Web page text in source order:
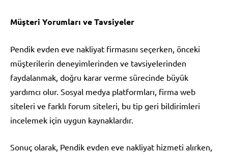
Müşteri Yorumları ve Tavsiyeler
Pendik evden eve nakliyat firmasını seçerken, önceki
müşterilerin deneyimlerinden ve tavsiyelerinden
faydalanmak, doğru karar verme sürecinde büyük
yardımcı olur. Sosyal medya platformları, firma web
siteleri ve farklı forum siteleri, bu tip geri bildirimleri
incelemek için uygun kaynaklardır.
Sonuç olarak, Pendik evden eve nakliyat hizmeti alırken,